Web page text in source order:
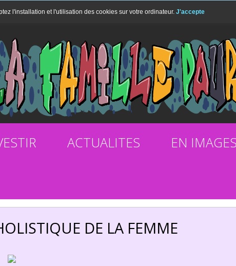
l'installation et l'utilisation des cookies sur votre ordinateur. J'accepte
ACTUALITES EN IMAGES
DE LA FEMME